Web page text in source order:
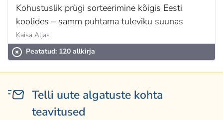
Kohustuslik prügi sorteerimine kõigis Eesti
koolides – samm puhtama tuleviku suunas
Kaisa Aljas
Peatatud: 120 allkirja
Telli uute algatuste kohta
teavitused